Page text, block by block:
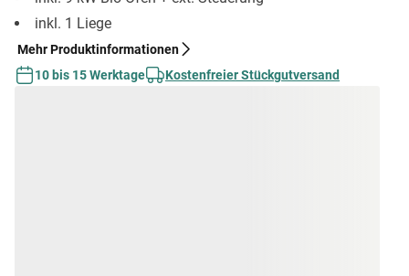
inkl. 1 Liege
Mehr Produktinformationen
10 bis 15 Werktage
Kostenfreier Stückgutversand